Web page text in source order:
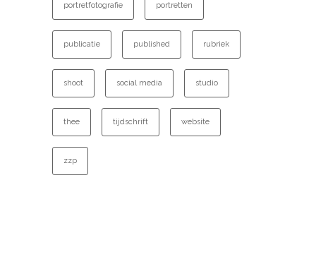
portretfotografie portretten
publicatie published rubriek
shoot social media studio
thee tijdschrift website
zzp